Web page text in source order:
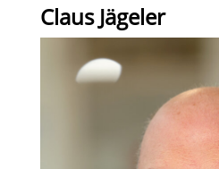
Claus Jägeler